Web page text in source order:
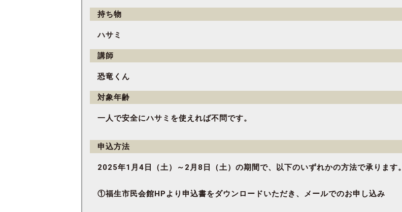
持ち物
ハサミ
講師
恐竜くん
対象年齢
一人で安全にハサミを使えれば不問です。
申込方法
2025年1月4日（土）～2月8日（土）の期間で、以下のいずれかの方法で承ります。
①福生市民会館HPより申込書をダウンロードいただき、メールでのお申し込み